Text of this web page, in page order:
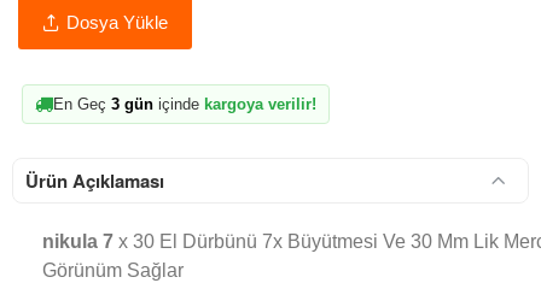
Dosya Yükle
En Geç 3 gün içinde kargoya verilir!
Ürün Açıklaması
nikula 7 x 30 El Dürbünü 7x Büyütmesi Ve 30 Mm Lik
Görünüm Sağlar